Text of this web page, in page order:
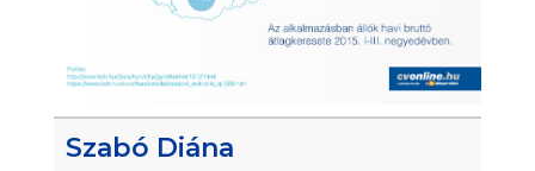
Szabó Diána